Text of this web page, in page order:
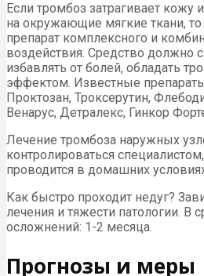
Если тромбоз затрагивает кожу
на окружающие мягкие ткани,
препарат комплексного и
воздействия. Средство должно
избавлять от болей, обладать
эффектом. Известные
Проктозан, Троксерутин,
Венарус, Детралекс, Гинкор
Лечение тромбоза наружных
контролироваться
проводится в домашних
Как быстро проходит недуг?
лечения и тяжести патологии. В
осложнений: 1-2 месяца.
Прогнозы и меры